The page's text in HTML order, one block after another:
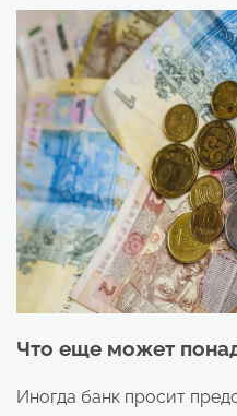
Что еще может
Иногда банк просит